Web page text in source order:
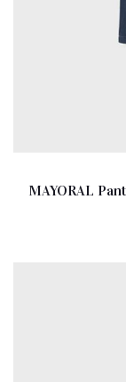
MAYORAL